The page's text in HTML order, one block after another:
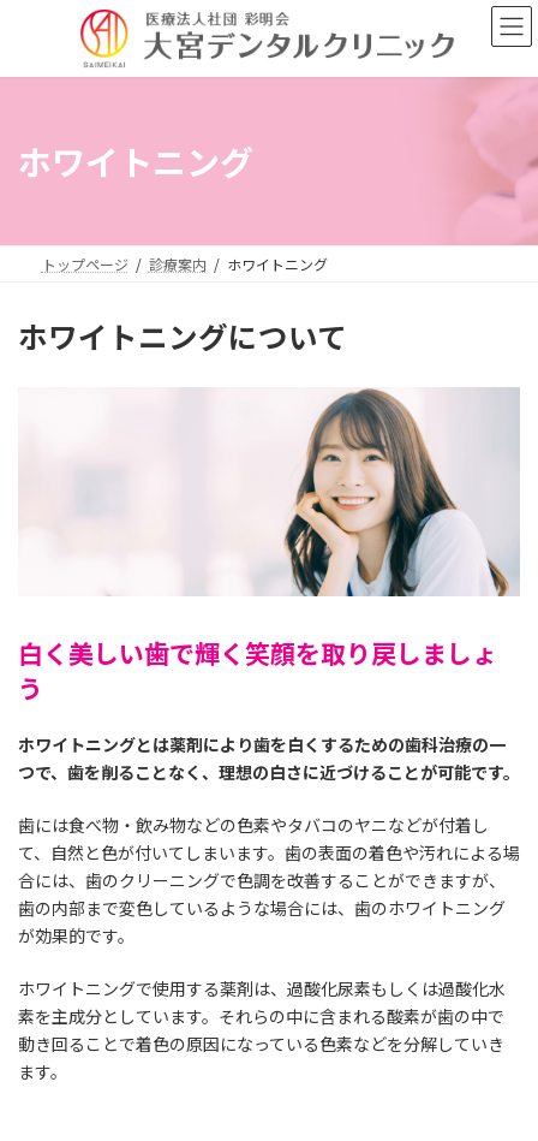
ン
ー
ホワイトニング
トップページ 診療案内 ホワイトニング
ホワイトニングについて
白く美しい歯で輝く笑顔を取り戻しましょ
う
ホワイトニングとは薬剤により歯を白くするための歯科治療の一
つで、歯を削ることなく、理想の白さに近づけることが可能です。
歯には食べ物・飲み物などの色素やタバコのヤニなどが付着し
て、自然と色が付いてしまいます。歯の表面の着色や汚れによる場
合には、歯のクリーニングで色調を改善することができますが、
歯の内部まで変色しているような場合には、歯のホワイトニング
が効果的です。
ホワイトニングで使用する薬剤は、過酸化尿素もしくは過酸化水
素を主成分としています。それらの中に含まれる酸素が歯の中で
動き回ることで着色の原因になっている色素などを分解していき
ます。